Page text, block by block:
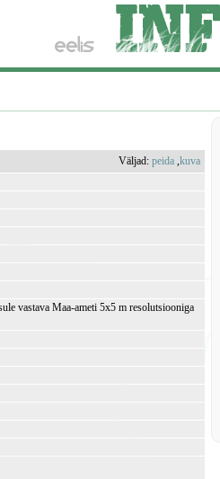
Väljad:peida ,kuva
vastava Maa-ameti 5x5 m resolutsiooniga